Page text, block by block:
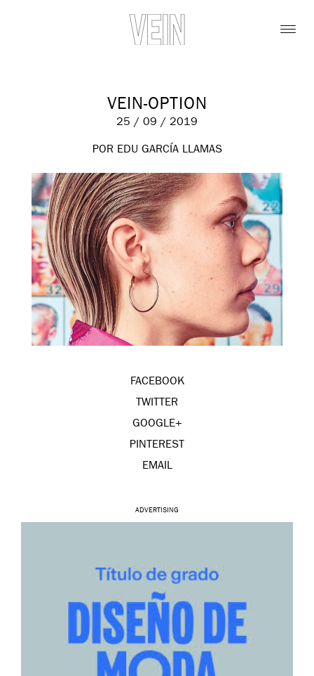
VEIN-OPTION
25 / 09 / 2019
POR EDU GARCÍA LLAMAS
FACEBOOK
TWITTER
GOOGLE+
PINTEREST
EMAIL
ADVERTISING